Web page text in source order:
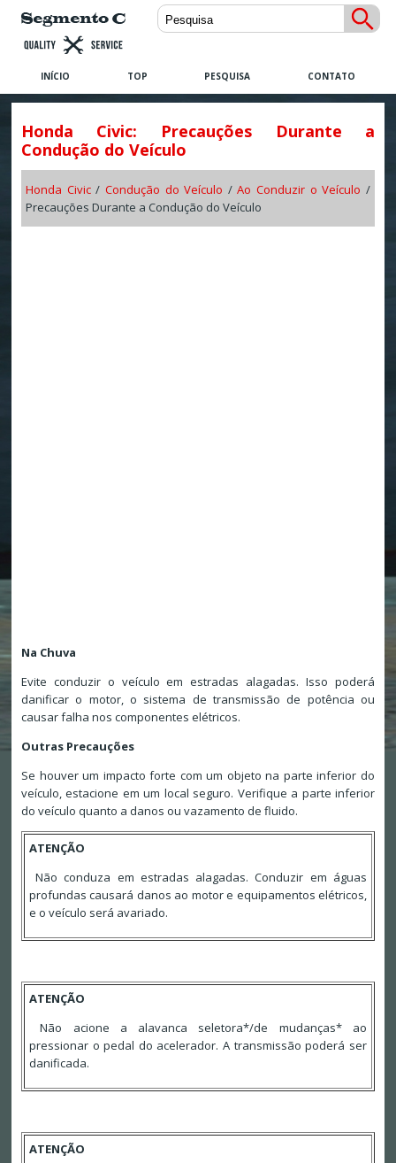
INÍCIO TOP PESQUISA CONTATO
Honda Civic: Precauções Durante a
Condução do Veículo
Honda Civic/ Condução do Veículo /Ao Conduzir o Veículo /
Precauções Durante a Condução do Veículo
Na Chuva
Evite conduzir o veículo em estradas alagadas. Isso poderá
danificar o motor, o sistema de transmissão de potência ou
causar falha nos componentes elétricos.
Outras Precauções
Se houver um impacto forte com um objeto na parte inferior do
veículo, estacione em um local seguro. Verifique a parte inferior
do veículo quanto a danos ou vazamento de fluido.
ATENÇÃO
Não conduza em estradas alagadas. Conduzir em águas
profundas causará danos ao motor e equipamentos elétricos,
e o veículo será avariado.
ATENÇÃO
Não acione a alavanca seletora*/de mudanças* ao
pressionar o pedal do acelerador. A transmissão poderá ser
danificada.
ATENÇÃO